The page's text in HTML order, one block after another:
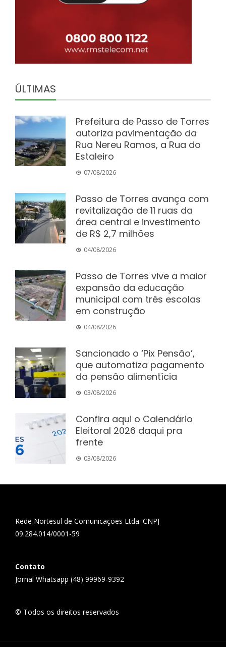
ÚLTIMAS
Prefeitura de Passo de Torres
autoriza pavimentação da
Rua Nereu Ramos, a Rua do
Estaleiro
07/08/2026
Passo de Torres avança com
revitalização de 11 ruas da
área central e investimento
de R$ 2,7 milhões
04/08/2026
Passo de Torres vive a maior
expansão da educação
municipal com três escolas
em construção
04/08/2026
Sancionado o ‘Pix Pensão’,
que automatiza pagamento
da pensão alimentícia
03/08/2026
Confira aqui o Calendário
Eleitoral 2026 daqui pra
frente
03/08/2026
Rede Nortesul de Comunicações Ltda. CNPJ
09.284.014/0001-59
Contato
Jornal Whatsapp (48) 99969-9392
© Todos os direitos reservados